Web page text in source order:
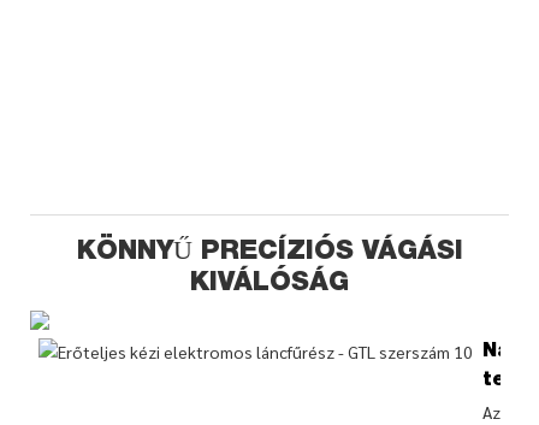
KÖNNYŰ PRECÍZIÓS VÁGÁSI
KIVÁLÓSÁG
Nagy
Az